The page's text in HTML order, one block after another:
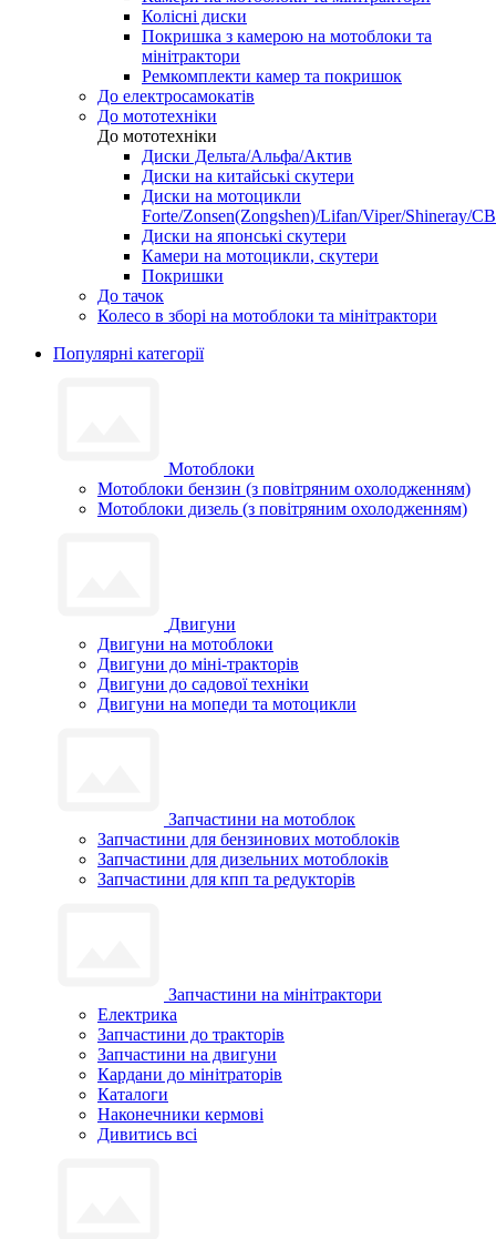
Колісні диски
Покришка з камерою на мотоблоки та
мінітрактори
Ремкомплекти камер та покришок
До електросамокатів
До мототехніки
До мототехніки
Диски Дельта/Альфа/Актив
Диски на китайські скутери
Диски на мотоцикли
Forte/Zonsen(Zongshen)/Lifan/Viper/Shineray/CB
Диски на японські скутери
Камери на мотоцикли, скутери
Покришки
До тачок
Колесо в зборі на мотоблоки та мінітрактори
Популярні категорії
Мотоблоки
Мотоблоки бензин (з повітряним охолодженням)
Мотоблоки дизель (з повітряним охолодженням)
Двигуни
Двигуни на мотоблоки
Двигуни до міні-тракторів
Двигуни до садової техніки
Двигуни на мопеди та мотоцикли
Запчастини на мотоблок
Запчастини для бензинових мотоблоків
Запчастини для дизельних мотоблоків
Запчастини для кпп та редукторів
Запчастини на мінітрактори
Електрика
Запчастини до тракторів
Запчастини на двигуни
Кардани до мінітраторів
Каталоги
Наконечники кермові
Дивитись всі